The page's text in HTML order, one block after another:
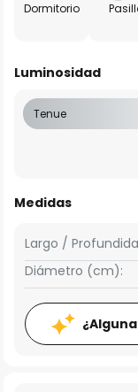
Dormitorio
Luminosidad
Tenue
Medidas
Largo /
Diámetro (cm):